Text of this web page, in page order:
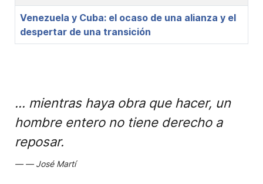
Venezuela y Cuba: el ocaso de una alianza y el
despertar de una transición
... mientras haya obra que hacer, un
hombre entero no tiene derecho a
reposar.
José Martí